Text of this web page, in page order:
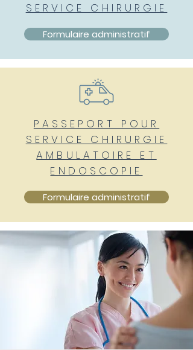
SERVICE CHIRURGIE
Formulaire administratif
PASSEPORT POUR
SERVICE CHIRURGIE
AMBULATOIRE ET
ENDOSCOPIE
Formulaire administratif